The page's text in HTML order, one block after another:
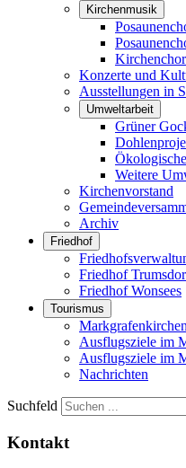
Kirchenmusik
Kirchenchor
Konzerte und
Ausstellungen in
Umweltarbeit
Grüner
Weitere
Kirchenvorstand
Archiv
Friedhof
Friedhof
Friedhof Wonsees
Tourismus
Markgrafenkirchen
Ausflugsziele im
Ausflugsziele im
Nachrichten
Suchfeld
Kontakt